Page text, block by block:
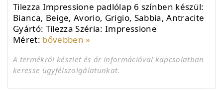
Tilezza Impressione padlólap 6 színben készül:
Bianca, Beige, Avorio, Grigio, Sabbia, Antracite
Gyártó: Tilezza Széria: Impressione
Méret: bővebben »
A termékről készlet és ár információval kapcsolatban
keresse ügyfélszolgálatunkat.